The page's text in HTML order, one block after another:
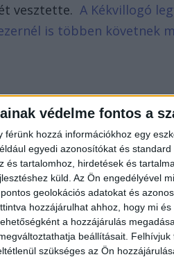
védelme fontos a
hozzá információkhoz egy
egyedi azonosítókat és
és tartalomhoz, hirdetések és
küld. Az Ön engedélyével
geolokációs adatokat és
hozzájárulhat ahhoz, hogy mi
a hozzájárulás
beállításait. Felhívjuk
szükséges az Ön
vesztette.A Kékvillogó
is többen követnek